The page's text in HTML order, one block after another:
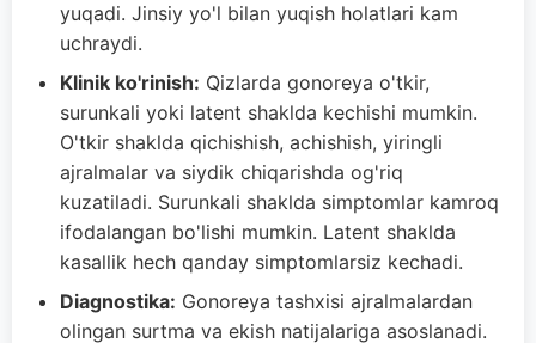
yuqadi. Jinsiy yo'l bilan yuqish holatlari kam
uchraydi.
Klinik ko'rinish: Qizlarda gonoreya o'tkir,
surunkali yoki latent shaklda kechishi mumkin.
O'tkir shaklda qichishish, achishish, yiringli
ajralmalar va siydik chiqarishda og'riq
kuzatiladi. Surunkali shaklda simptomlar kamroq
ifodalangan bo'lishi mumkin. Latent shaklda
kasallik hech qanday simptomlarsiz kechadi.
Diagnostika: Gonoreya tashxisi ajralmalardan
olingan surtma va ekish natijalariga asoslanadi.